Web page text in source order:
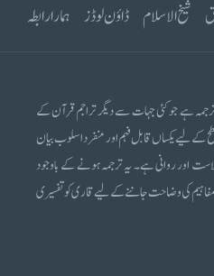
شیخ الاسلام ڈاؤن لوڈز ہمارا رابطہ
ہے جو کئی جہات سے دیگر تراجم قرآن کے
کے لیے یکساں قابل فہم اور منفرد اسلوب بیان
اور روانی ہے۔ یہ ترجمہ ہونے کے باوجود
کی وضاحت جاننے کے لیے قاری کو تفسیری